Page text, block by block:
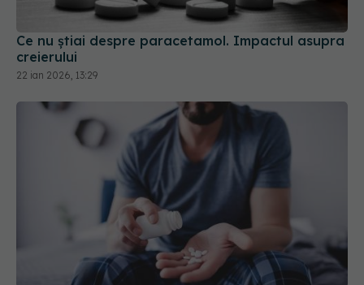
Ce nu știai despre paracetamol. Impactul asupra
creierului
22 ian 2026, 13:29